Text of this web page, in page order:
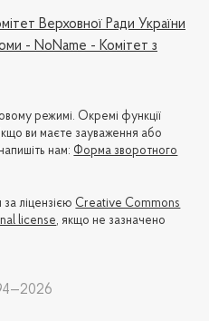
Верховної Ради України
- NoName - Комітет з
режимі. Окремі функції
ви маєте зауваження або
нам: Форма зворотного
ліцензією Creative Commons
license, якщо не зазначено